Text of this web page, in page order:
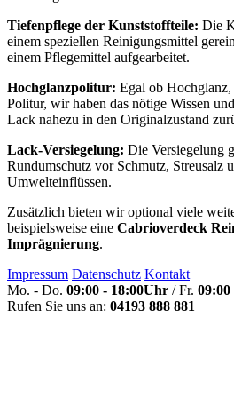
Tiefenpflege der Kunststoffteile: Die
einem speziellen Reinigungsmittel
einem Pflegemittel aufgearbeitet.
Hochglanzpolitur: Egal ob
Politur, wir haben das nötige Wissen
Lack nahezu in den Originalzustand
Lack-Versiegelung: Die Versiegelung
Rundumschutz vor Schmutz, Streusalz
Umwelteinflüssen.
Zusätzlich bieten wir optional viele
beispielsweise eine Cabrioverdeck
Imprägnierung.
Impressum Datenschutz Kontakt
Mo. - Do. 09:00 - 18:00Uhr / Fr.
Rufen Sie uns an: 04193 888 881